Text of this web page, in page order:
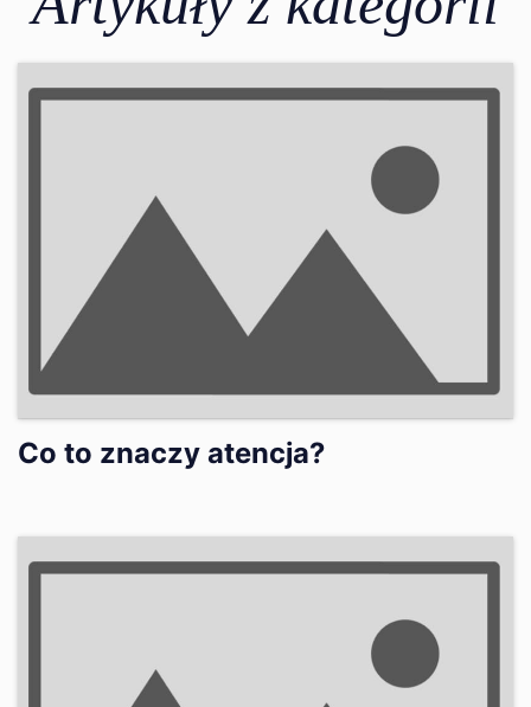
Co to znaczy atencja?